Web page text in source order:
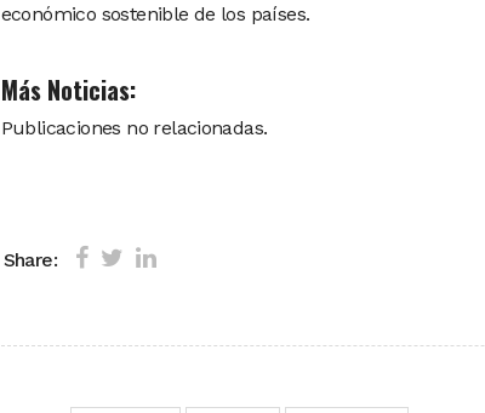
económico sostenible de los países.
Más Noticias:
Publicaciones no relacionadas.
Share: